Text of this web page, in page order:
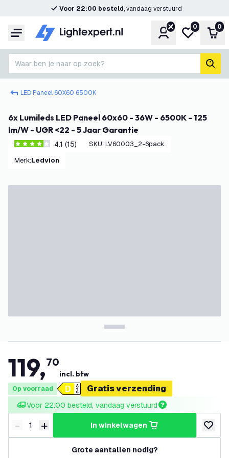
Voor 22:00 besteld, vandaag verstuurd
Menu Account
Mijn
0 0
Waar ben je naar op zoek?
LED Paneel 60X60 6500K
6x Lumileds LED Paneel 60x60 - 36W - 6500K - 125
lm/W - UGR <22 - 5 Jaar Garantie
4.1 score sterren
4.1 (15) SKU: LV60003_2-6pack
Merk: Ledvion
119,70
incl. btw
Op voorraad Gratis verzending
Voor 22:00 besteld, vandaag verstuurd
Verminder hoeveelheid
- Verhoog hoeveelheid
+ in winkelwagen
Grote aantallen nodig?